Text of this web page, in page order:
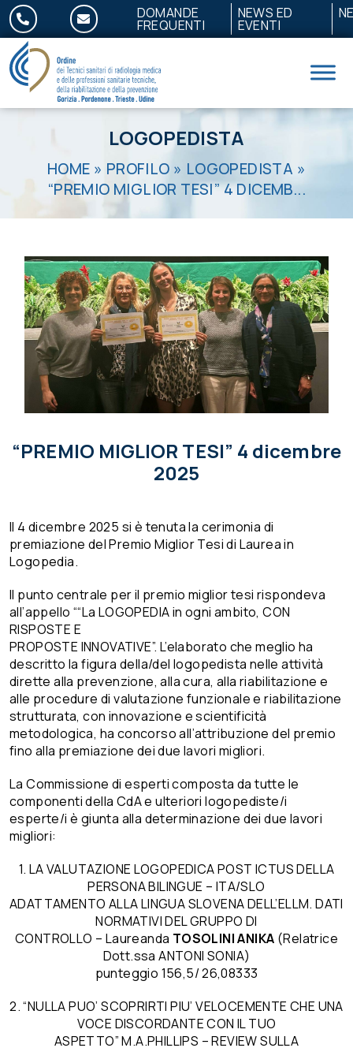
Salta al contenuto DOMANDE
FREQUENTI
NEWS ED
EVENTI
LOGOPEDISTA
HOME » PROFILO » LOGOPEDISTA »
“PREMIO MIGLIOR TESI” 4 DICEMB...
“PREMIO MIGLIOR TESI” 4 dicembre
2025
Il 4 dicembre 2025 si è tenuta la cerimonia di
premiazione del Premio Miglior Tesi di Laurea in
Logopedia.
Il punto centrale per il premio miglior tesi rispondeva
all’appello ““La LOGOPEDIA in ogni ambito, CON
RISPOSTE E
PROPOSTE INNOVATIVE”. L’elaborato che meglio ha
descritto la figura della/del logopedista nelle attività
dirette alla prevenzione, alla cura, alla riabilitazione e
alle procedure di valutazione funzionale e riabilitazione
strutturata, con innovazione e scientificità
metodologica, ha concorso all’attribuzione del premio
fino alla premiazione dei due lavori migliori.
La Commissione di esperti composta da tutte le
componenti della CdA e ulteriori logopediste/i
esperte/i è giunta alla determinazione dei due lavori
migliori:
1. LA VALUTAZIONE LOGOPEDICA POST ICTUS DELLA
PERSONA BILINGUE – ITA/SLO
ADATTAMENTO ALLA LINGUA SLOVENA DELL’ELLM. DATI
NORMATIVI DEL GRUPPO DI
CONTROLLO – Laureanda TOSOLINI ANIKA (Relatrice
Dott.ssa ANTONI SONIA)
punteggio 156,5/ 26,08333
2. “NULLA PUO’ SCOPRIRTI PIU’ VELOCEMENTE CHE UNA
VOCE DISCORDANTE CON IL TUO
ASPETTO” M.A.PHILLIPS – REVIEW SULLA